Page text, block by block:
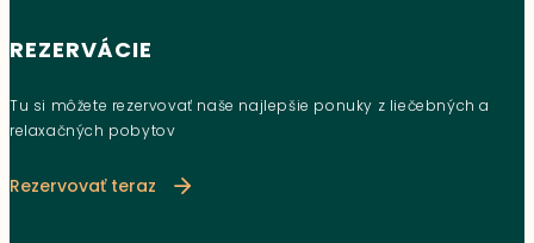
REZERVÁCIE
Tu si môžete rezervovať naše najlepšie ponuky z liečebných a
relaxačných pobytov
Rezervovať teraz